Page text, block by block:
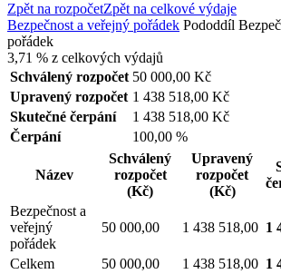
Zpět na rozpočetZpět na celkové výdaje
Bezpečnost a veřejný pořádek Pododdíl
pořádek
3,71 % z celkových výdajů
Schválený rozpočet 50 000,00 Kč
Upravený rozpočet 1 438 518,00 Kč
Skutečné čerpání
1 438 518,00 Kč
Čerpání
100,00 %
Název
Schválený
rozpočet
(Kč)
Upravený
rozpočet
(Kč)
Bezpečnost a
veřejný
pořádek
50 000,00 1 438 518,00 1
Celkem 50 000,00 1 438 518,00 1